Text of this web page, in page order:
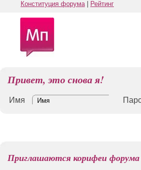
Конституция форума| Рейтинг
Привет, это снова я!
Имя
Приглашаются корифеи форума